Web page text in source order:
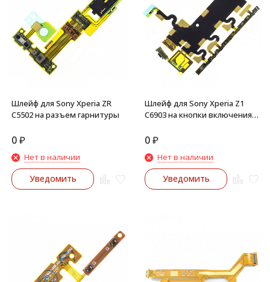
Шлейф для Sony Xperia ZR
C5502 на разъем гарнитуры
0₽
Нет в наличии
Уведомить
Шлейф для Sony Xperia Z1
C6903 на кнопки включения,
0₽
Нет в наличии
Уведомить